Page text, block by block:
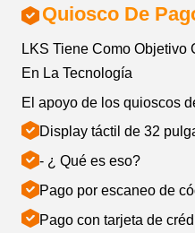
Quiosco De
LKS Tiene Como Objetivo
En La Tecnología
El apoyo de los quioscos
Display táctil de 32
- ¿ Qué es eso?
Pago por escaneo de
Pago con tarjeta de